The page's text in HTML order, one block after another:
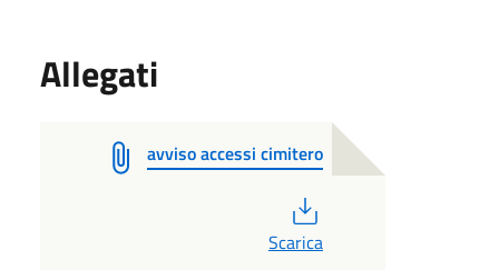
Allegati
avviso accessi cimitero
Scarica